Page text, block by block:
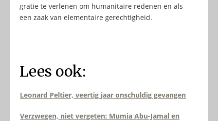
gratie te verlenen om humanitaire redenen en als
een zaak van elementaire gerechtigheid.
Lees ook:
Leonard Peltier, veertig jaar onschuldig gevangen
Verzwegen, niet vergeten: Mumia Abu-Jamal en